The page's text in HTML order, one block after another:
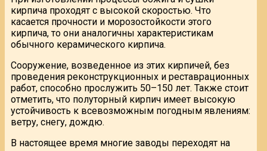
кирпича проходят с высокой скоростью. Что
касается прочности и морозостойкости этого
кирпича, то они аналогичны характеристикам
обычного керамического кирпича.
Сооружение, возведенное из этих кирпичей, без
проведения реконструкционных и реставрационных
работ, способно прослужить 50–150 лет. Также стоит
отметить, что полуторный кирпич имеет высокую
устойчивость к всевозможным погодным явлениям:
ветру, снегу, дождю.
В настоящее время многие заводы переходят на